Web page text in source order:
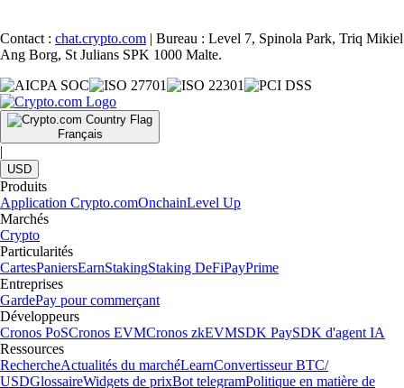
Contact : chat.crypto.com | Bureau : Level 7, Spinola Park, Triq Mikiel
Ang Borg, St Julians SPK 1000 Malte.
Français
|
USD
Produits
Application Crypto.comOnchainLevel Up
Marchés
Crypto
Particularités
CartesPaniersEarnStakingStaking DeFiPayPrime
Entreprises
GardePay pour commerçant
Développeurs
Cronos PoSCronos EVMCronos zkEVMSDK PaySDK d'agent IA
Ressources
RechercheActualités du marchéLearnConvertisseur BTC/
USDGlossaireWidgets de prixBot telegramPolitique en matière de